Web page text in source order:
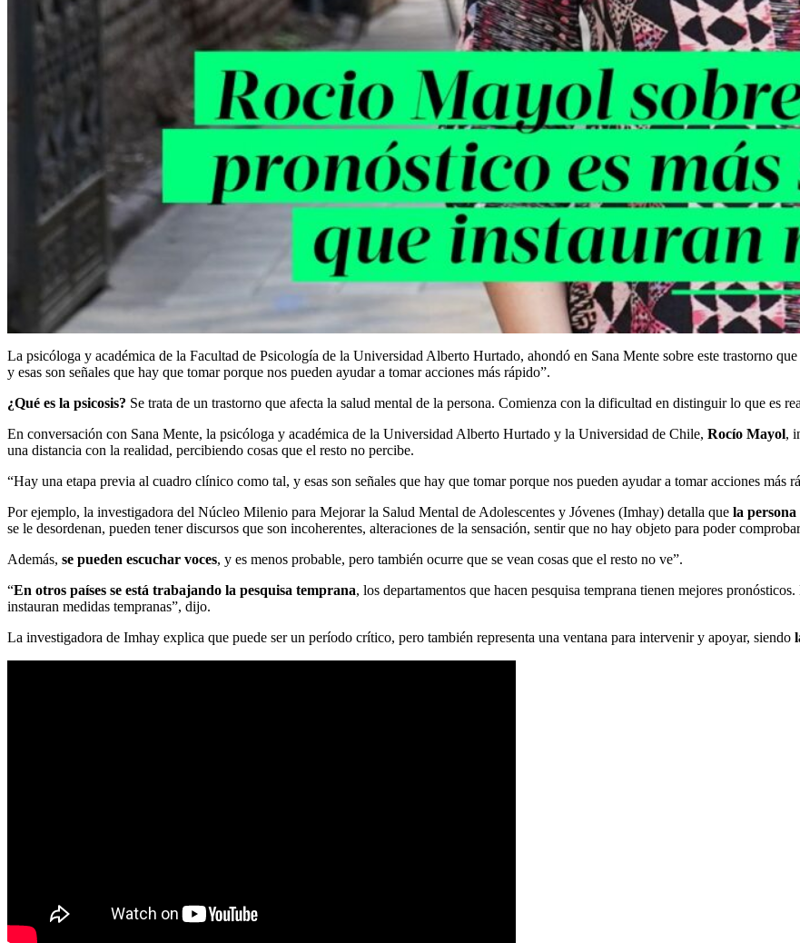
La psicóloga y académica de la Facultad de Psicología de la Universidad Alberto Hurtado, ahondó en Sana Mente sobre este trastorno
y esas son señales que hay que tomar porque nos pueden ayudar a tomar acciones más rápido”.
¿Qué es la psicosis? Se trata de un trastorno que afecta la salud mental de la persona. Comienza con la dificultad en distinguir lo que es
En conversación con Sana Mente, la psicóloga y académica de la Universidad Alberto Hurtado y la Universidad de Chile, Rocío Mayol,
una distancia con la realidad, percibiendo cosas que el resto no percibe.
“Hay una etapa previa al cuadro clínico como tal, y esas son señales que hay que tomar porque nos pueden ayudar a tomar acciones más
Por ejemplo, la investigadora del Núcleo Milenio para Mejorar la Salud Mental de Adolescentes y Jóvenes (Imhay) detalla que la persona
se le desordenan, pueden tener discursos que son incoherentes, alteraciones de la sensación, sentir que no hay objeto para poder
Además, se pueden escuchar voces, y es menos probable, pero también ocurre que se vean cosas que el resto no ve”.
“En otros países se está trabajando la pesquisa temprana, los departamentos que hacen pesquisa temprana tienen mejores
instauran medidas tempranas”, dijo.
La investigadora de Imhay explica que puede ser un período crítico, pero también representa una ventana para intervenir y apoyar, siendo